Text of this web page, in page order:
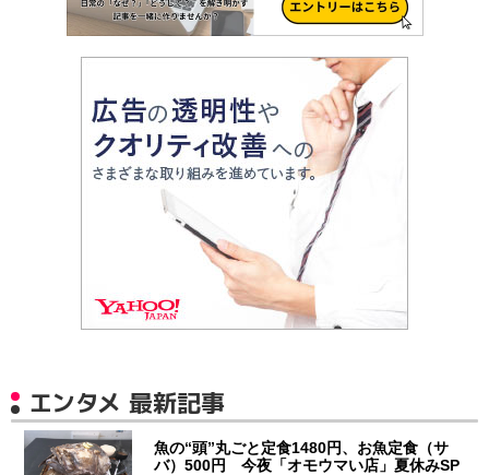
エンタメ 最新記事
魚の“頭”丸ごと定食1480円、お魚定食（サ
バ）500円 今夜「オモウマい店」夏休みSP